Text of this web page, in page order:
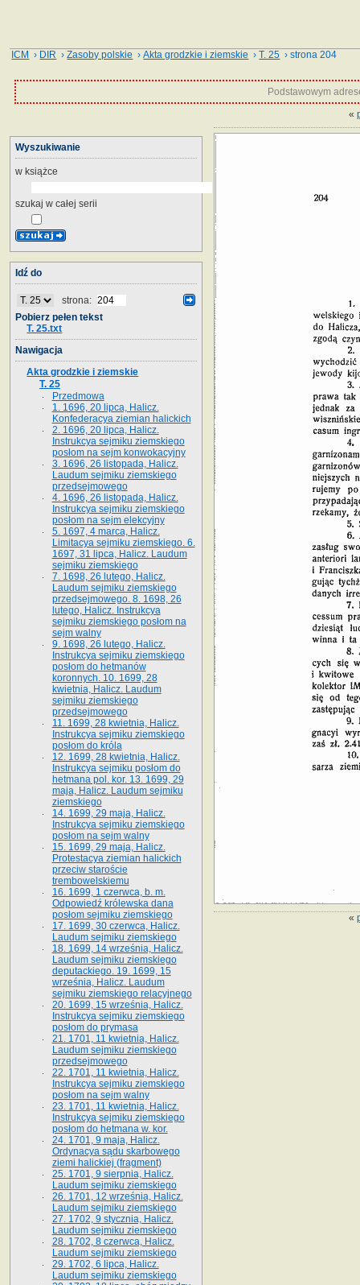
ICM › DIR ›Zasoby polskie ›Akta grodzkie i ziemskie ›T. 25 › strona 204
Podstawowym
«
«
Wyszukiwanie
w książce
szukaj w całej serii
Idź do
strona:
Pobierz pełen tekst
T. 25.txt
Nawigacja
Akta grodzkie i ziemskie
T. 25
Przedmowa
1. 1696, 20 lipca, Halicz.
Konfederacya ziemian halickich
2. 1696, 20 lipca, Halicz.
Instrukcya sejmiku ziemskiego
posłom na sejm konwokacyjny
3. 1696, 26 listopada, Halicz.
Laudum sejmiku ziemskiego
przedsejmowego
4. 1696, 26 listopada, Halicz.
Instrukcya sejmiku ziemskiego
posłom na sejm elekcyjny
5. 1697, 4 marca, Halicz.
Limitacya sejmiku ziemskiego. 6.
1697, 31 lipca, Halicz. Laudum
sejmiku ziemskiego
7. 1698, 26 lutego, Halicz.
Laudum sejmiku ziemskiego
przedsejmowego. 8. 1698, 26
lutego, Halicz. Instrukcya
sejmiku ziemskiego posłom na
sejm walny
9. 1698, 26 lutego, Halicz.
Instrukcya sejmiku ziemskiego
posłom do hetmanów
koronnych. 10. 1699, 28
kwietnia, Halicz. Laudum
sejmiku ziemskiego
przedsejmowego
11. 1699, 28 kwietnia, Halicz.
Instrukcya sejmiku ziemskiego
posłom do króla
12. 1699, 28 kwietnia, Halicz.
Instrukcya sejmiku posłom do
hetmana pol. kor. 13. 1699, 29
maja, Halicz. Laudum sejmiku
ziemskiego
14. 1699, 29 maja, Halicz.
Instrukcya sejmiku ziemskiego
posłom na sejm walny
15. 1699, 29 maja, Halicz.
Protestacya ziemian halickich
przeciw staroście
trembowelskiemu
16. 1699, 1 czerwca, b. m.
Odpowiedź królewska dana
posłom sejmiku ziemskiego
17. 1699, 30 czerwca, Halicz.
Laudum sejmiku ziemskiego
18. 1699, 14 września, Halicz.
Laudum sejmiku ziemskiego
deputackiego. 19. 1699, 15
września, Halicz. Laudum
sejmiku ziemskiego relacyjnego
20. 1699, 15 września, Halicz.
Instrukcya sejmiku ziemskiego
posłom do prymasa
21. 1701, 11 kwietnia, Halicz.
Laudum sejmiku ziemskiego
przedsejmowego
22. 1701, 11 kwietnia, Halicz.
Instrukcya sejmiku ziemskiego
posłom na sejm walny
23. 1701, 11 kwietnia, Halicz.
Instrukcya sejmiku ziemskiego
posłom do hetmana w. kor.
24. 1701, 9 maja, Halicz.
Ordynacya sądu skarbowego
ziemi halickiej (fragment)
25. 1701, 9 sierpnia, Halicz.
Laudum sejmiku ziemskiego
26. 1701, 12 września, Halicz.
Laudum sejmiku ziemskiego
27. 1702, 9 stycznia, Halicz.
Laudum sejmiku ziemskiego
28. 1702, 8 czerwca, Halicz.
Laudum sejmiku ziemskiego
29. 1702, 6 lipca, Halicz.
Laudum sejmiku ziemskiego